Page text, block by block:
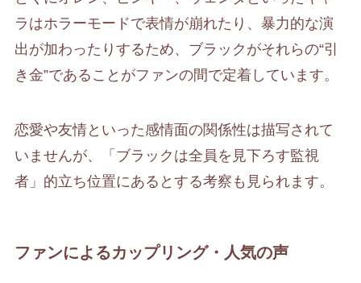
ラはホラーモードで表情が崩れたり、暴力的な演
出が加わったりするため、ブラックがそれらの“引
き金”であることがファンの間で定着しています。
恋愛や友情といった感情面の関係性は描写されて
いませんが、「ブラックは全員を見下ろす監視
者」的立ち位置にあるとする考察も見られます。
ファンによるカップリング・人気の声